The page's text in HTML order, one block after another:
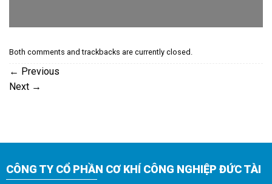
Both comments and trackbacks are currently closed.
← Previous
Next →
CÔNG TY CỔ PHẦN CƠ KHÍ CÔNG NGHIỆP ĐỨC TÀI